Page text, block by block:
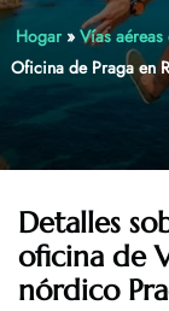
Hogar» Vías
Oficina de Praga en
Detalles
oficina de
nórdico